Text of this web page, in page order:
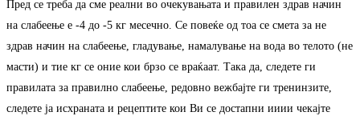
Пред се треба да сме реални во очекувањата и правилен здрав начин
на слабеење е -4 до -5 кг месечно. Се повеќе од тоа се смета за не
здрав начин на слабеење, гладување, намалување на вода во телото (не
масти) и тие кг се оние кои брзо се враќаат. Така да, следете ги
правилата за правилно слабеење, редовно вежбајте ги тренинзите,
следете ја исхраната и рецептите кои Ви се достапни ииии чекајте